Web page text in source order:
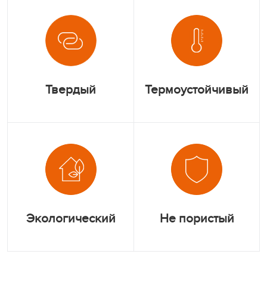
Твердый Термоустойчивый
Экологический Не пористый